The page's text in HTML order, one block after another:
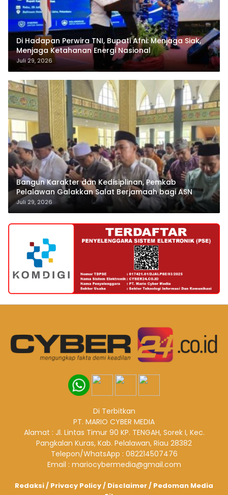
Di Hadapan Perwira TNI, Bupati Afni: Menjaga Siak,
Menjaga Ketahanan Energi Nasional
Juli 29, 2026
Bangun Karakter dan Kedisiplinan, Pemkab
Pelalawan Galakkan Salat Berjamaah bagi ASN
Juli 29, 2026
Di Terbitkan
PT. MARIO CYBER MEDIA
Alamat : Jl. Lintas Timur 90 KP. TENGAH, Sorek I, Kec.
Pangkalan Kuras, Kab. Pelalawan, Riau 28382
Telepon/WhatsApp : 082214507476
Email : mariocybermedia@gmail.com
Redaksi/ Privacy Policy/ Disclaimer/ Pedoman Media